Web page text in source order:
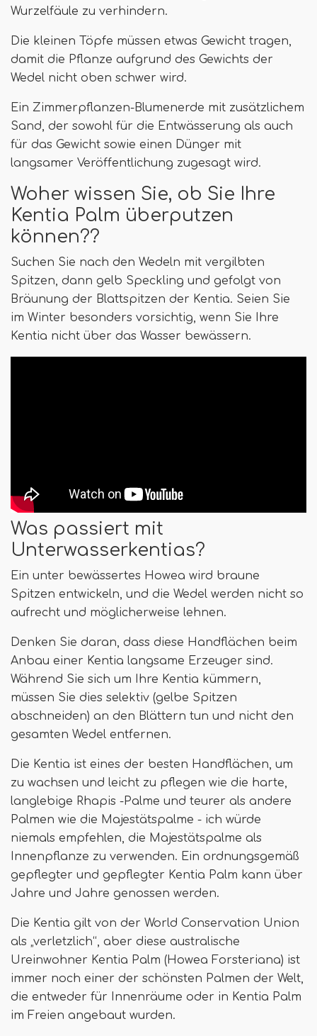
Wurzelfäule zu verhindern.
Die kleinen Töpfe müssen etwas Gewicht tragen,
damit die Pflanze aufgrund des Gewichts der
Wedel nicht oben schwer wird.
Ein Zimmerpflanzen-Blumenerde mit zusätzlichem
Sand, der sowohl für die Entwässerung als auch
für das Gewicht sowie einen Dünger mit
langsamer Veröffentlichung zugesagt wird.
Woher wissen Sie, ob Sie Ihre
Kentia Palm überputzen
können??
Suchen Sie nach den Wedeln mit vergilbten
Spitzen, dann gelb Speckling und gefolgt von
Bräunung der Blattspitzen der Kentia. Seien Sie
im Winter besonders vorsichtig, wenn Sie Ihre
Kentia nicht über das Wasser bewässern.
Was passiert mit
Unterwasserkentias?
Ein unter bewässertes Howea wird braune
Spitzen entwickeln, und die Wedel werden nicht so
aufrecht und möglicherweise lehnen.
Denken Sie daran, dass diese Handflächen beim
Anbau einer Kentia langsame Erzeuger sind.
Während Sie sich um Ihre Kentia kümmern,
müssen Sie dies selektiv (gelbe Spitzen
abschneiden) an den Blättern tun und nicht den
gesamten Wedel entfernen.
Die Kentia ist eines der besten Handflächen, um
zu wachsen und leicht zu pflegen wie die harte,
langlebige Rhapis -Palme und teurer als andere
Palmen wie die Majestätspalme - ich würde
niemals empfehlen, die Majestätspalme als
Innenpflanze zu verwenden. Ein ordnungsgemäß
gepflegter und gepflegter Kentia Palm kann über
Jahre und Jahre genossen werden.
Die Kentia gilt von der World Conservation Union
als „verletzlich“, aber diese australische
Ureinwohner Kentia Palm (Howea Forsteriana) ist
immer noch einer der schönsten Palmen der Welt,
die entweder für Innenräume oder in Kentia Palm
im Freien angebaut wurden.